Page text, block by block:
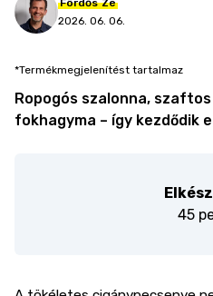
Fördős Zé
2026. 06. 06.
*Termékmegjelenítést tartalmaz
Ropogós szalonna,
fokhagyma – így kezdődik
45